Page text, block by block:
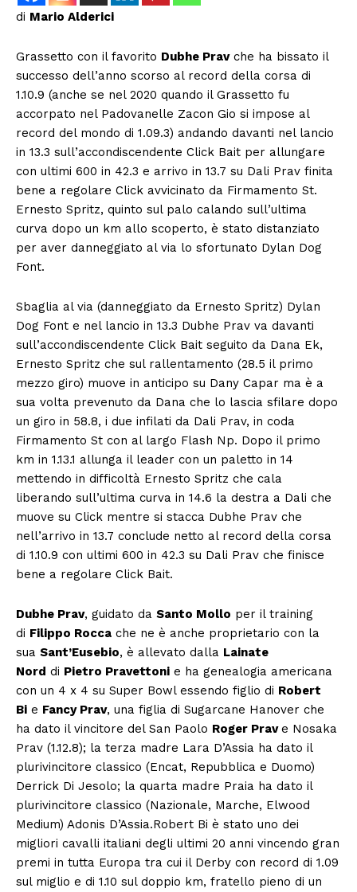
di Mario Alderici
Grassetto con il favorito Dubhe Pravche ha bissato il
successo dell’anno scorso al record della corsa di
1.10.9 (anche se nel 2020 quando il Grassetto fu
accorpato nel Padovanelle Zacon Gio si impose al
record del mondo di 1.09.3) andando davanti nel lancio
in 13.3 sull’accondiscendente Click Bait per allungare
con ultimi 600 in 42.3 e arrivo in 13.7 su Dali Prav finita
bene a regolare Click avvicinato da Firmamento St.
Ernesto Spritz, quinto sul palo calando sull’ultima
curva dopo un km allo scoperto, è stato distanziato
per aver danneggiato al via lo sfortunato Dylan Dog
Font.
Sbaglia al via (danneggiato da Ernesto Spritz) Dylan
Dog Font e nel lancio in 13.3 Dubhe Prav va davanti
sull’accondiscendente Click Bait seguito da Dana Ek,
Ernesto Spritz che sul rallentamento (28.5 il primo
mezzo giro) muove in anticipo su Dany Capar ma è a
sua volta prevenuto da Dana che lo lascia sfilare dopo
un giro in 58.8, i due infilati da Dali Prav, in coda
Firmamento St con al largo Flash Np. Dopo il primo
km in 1.13.1 allunga il leader con un paletto in 14
mettendo in difficoltà Ernesto Spritz che cala
liberando sull’ultima curva in 14.6 la destra a Dali che
muove su Click mentre si stacca Dubhe Prav che
nell’arrivo in 13.7 conclude netto al record della corsa
di 1.10.9 con ultimi 600 in 42.3 su Dali Prav che finisce
bene a regolare Click Bait.
Dubhe Prav, guidato da Santo Mollo per il training
di Filippo Rocca che ne è anche proprietario con la
sua Sant’Eusebio, è allevato dalla Lainate
Nord di Pietro Pravettoni e ha genealogia americana
con un 4 x 4 su Super Bowl essendo figlio di Robert
Bi e Fancy Prav, una figlia di Sugarcane Hanover che
ha dato il vincitore del San Paolo Roger Prave Nosaka
Prav (1.12.8); la terza madre Lara D’Assia ha dato il
plurivincitore classico (Encat, Repubblica e Duomo)
Derrick Di Jesolo; la quarta madre Praia ha dato il
plurivincitore classico (Nazionale, Marche, Elwood
Medium) Adonis D’Assia.Robert Bi è stato uno dei
migliori cavalli italiani degli ultimi 20 anni vincendo gran
premi in tutta Europa tra cui il Derby con record di 1.09
sul miglio e di 1.10 sul doppio km, fratello pieno di un